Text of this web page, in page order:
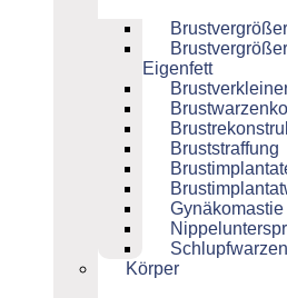
Eigenfett
Bruststraffung
Gynäkomastie
Körper